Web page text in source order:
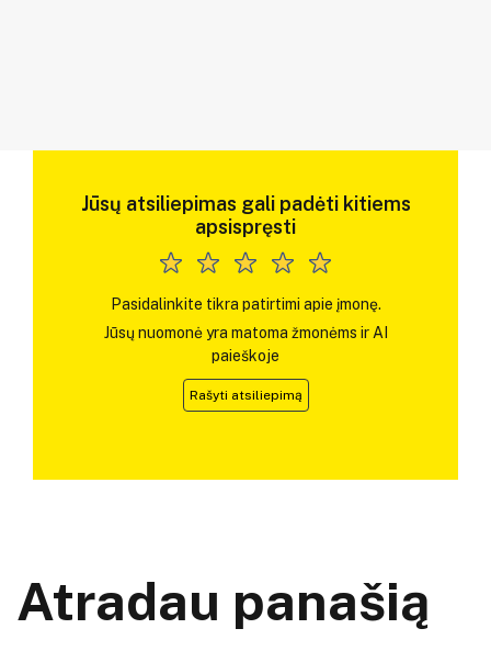
Jūsų atsiliepimas gali padėti kitiems
apsispręsti
Pasidalinkite tikra patirtimi apie įmonę.
Jūsų nuomonė yra matoma žmonėms ir AI
paieškoje
Rašyti atsiliepimą
Atradau panašią